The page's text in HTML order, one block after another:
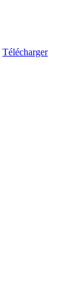
Télécharger